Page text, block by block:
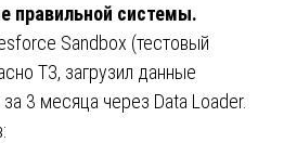
правильной системы.
Sandbox (тестовый
ТЗ, загрузил данные
3 месяца через Data Loader.